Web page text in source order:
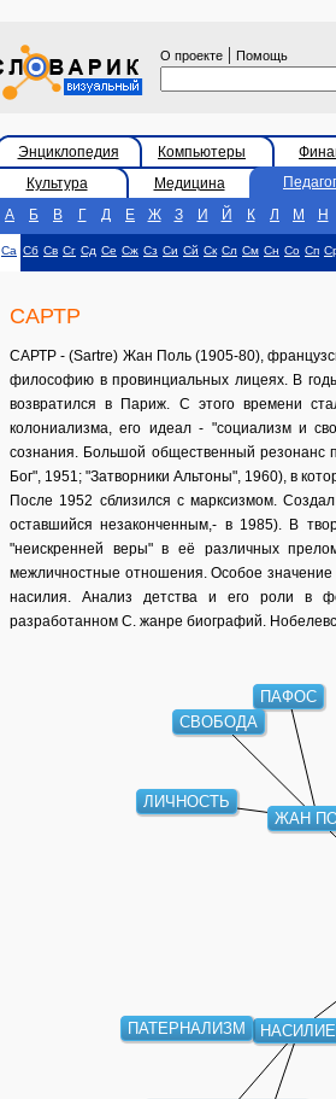
О проекте | Помощь
Энциклопедия Компьютеры
Культура
Медицина
А
Б В Г Д Е Ж З И Й К Л М Н
Са Сб Св Сг Сд Се Сж Сз Си Сй Ск Сл См Сн Со Сп
САРТР
САРТР - (Sartre) Жан Поль (1905-80),
философию в провинциальных лицеях. В
возвратился в Париж. С этого времени
колониализма, его идеал - "социализм и
сознания. Большой общественный резонанс
Бог", 1951; "Затворники Альтоны", 1960), в
После 1952 сблизился с марксизмом.
оставшийся незаконченным,- в 1985). В
"неискренней веры" в её различных
межличностные отношения. Особое
насилия. Анализ детства и его роли в
разработанном С. жанре биографий.
ЖАН
НАСИЛИЕ
ПАФОС
СВОБОДА
ЛИЧНОСТЬ
ПАТЕРНАЛИЗМ